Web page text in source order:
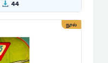
44
நூல்